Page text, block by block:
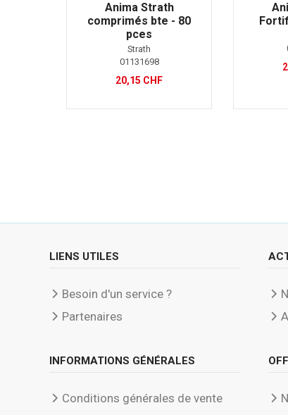
Anima Strath
comprimés bte - 80
pces
Strath
01131698
20,15 CHF
LIENS UTILES
Besoin d'un service ?
Partenaires
INFORMATIONS GÉNÉRALES
Conditions générales de vente